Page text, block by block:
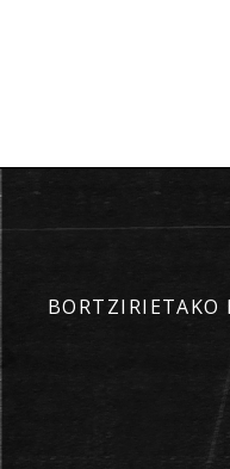
BORTZIRIETAKO